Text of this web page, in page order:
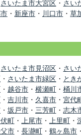
さいたま市大宮区 ・ さい
・ 新座市 ・ 川口市 ・ 草
さいたま市見沼区 ・ さい
・ さいたま市緑区 ・ とき
・ 越谷市 ・ 横瀬町 ・ 桶川
・ 吉川市 ・ 久喜市 ・ 宮代
・ 坂戸市 ・ 三芳町 ・ 志木
町 ・ 上尾市 ・ 上里町 ・
市 ・ 長瀞町 ・ 鶴ヶ島市 ・